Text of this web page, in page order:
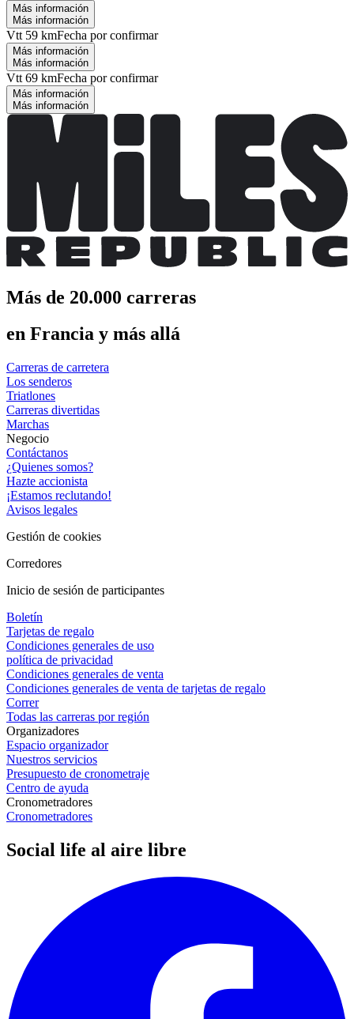
Más información
Más información
Vtt 59 kmFecha por confirmar
Más información
Más información
Vtt 69 kmFecha por confirmar
Más información
Más información
Más de 20.000 carreras
en Francia y más allá
Carreras de carretera
Los senderos
Triatlones
Carreras divertidas
Marchas
Negocio
Contáctanos
¿Quienes somos?
Hazte accionista
¡Estamos reclutando!
Avisos legales
Gestión de cookies
Corredores
Inicio de sesión de participantes
Boletín
Tarjetas de regalo
Condiciones generales de uso
política de privacidad
Condiciones generales de venta
Condiciones generales de venta de tarjetas de regalo
Correr
Todas las carreras por región
Organizadores
Espacio organizador
Nuestros servicios
Presupuesto de cronometraje
Centro de ayuda
Cronometradores
Cronometradores
Social life al aire libre